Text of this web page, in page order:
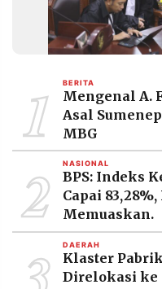
RESOLUSI
PRAMUDITA
2026
PT.
MEDIA
PRAMUDITA
1 BERITA
Mengenal A.
Asal
MBG
2 NASIONAL
BPS: Indeks
Capai
Memuaskan.
DAERAH
Klaster
Direlokasi ke